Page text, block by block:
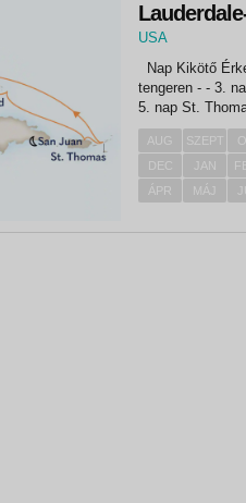
USA
Fort Lauderdale
tengeren - - 3. nap Grand Turk 07:00 15:00 4. nap San Juan 13:00 22:00
5. nap St. Thomas 07:00 16:00 6.
08:00 14:00...
AUG SZEPT
DEC
JAN
ÁPR
MÁJ